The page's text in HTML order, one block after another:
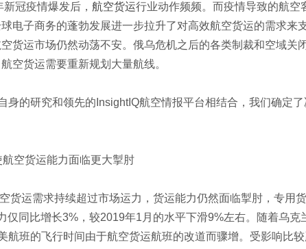
冠疫情爆发后， 航空货运行业动作频频。而疫情导致的航空
电子商务的蓬勃发展进一步拉升了对高效航空货运的需求来
货运市场仍然动荡不安。俄乌危机之后的各类制裁和空域关
空货运需要重新规划大量航线。
身的研究和领先的InsightIQ航空情报平台相结合，我们确定
空货运能力面临更大掣肘
货运需求持续超过市场运力，货运能力仍然面临掣肘，专用
仅同比增长3%，较2019年1月的水平下滑9%左右。随着乌克
航班的飞行时间由于航空货运航班的改道而骤增。受影响比